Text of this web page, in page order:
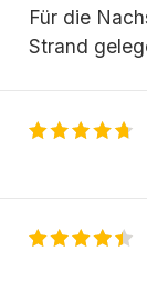
Für die
Strand